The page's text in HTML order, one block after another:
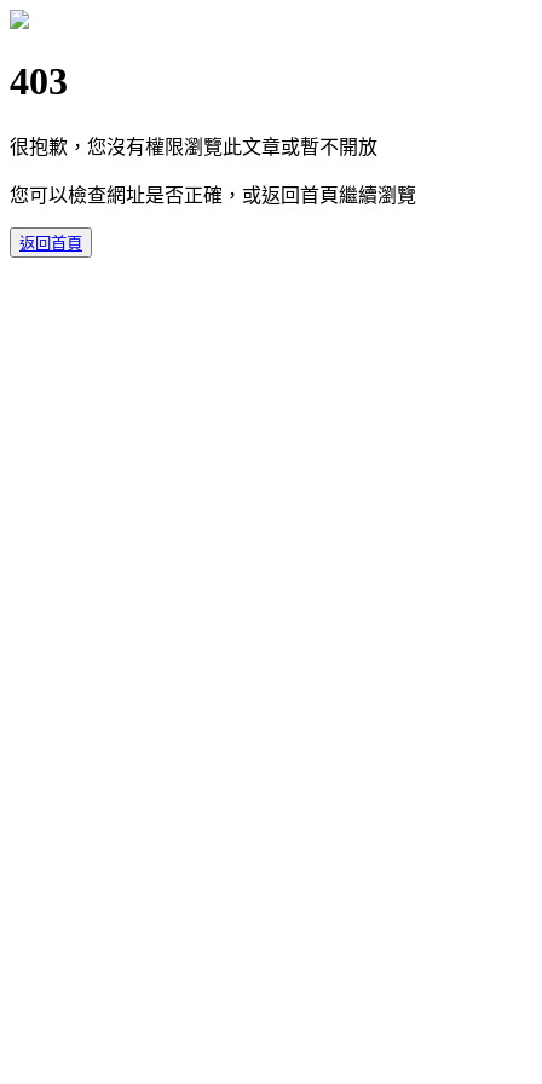
403
很抱歉，您沒有權限瀏覽此文章或暫不開放
您可以檢查網址是否正確，或返回首頁繼續瀏覽
返回首頁